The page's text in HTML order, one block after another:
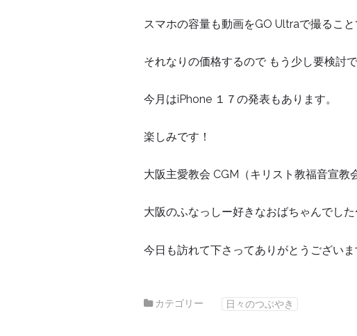
スマホの容量も動画をGO Ultraで撮ること
それなりの価格するので もう少し要検討で
今月はiPhone １７の発表もあります。
楽しみです！
大阪主愛教会 CGM（キリスト教福音宣教
大阪のふなっしー好きなおばちゃんでした
今日も訪れて下さってありがとうございま
カテゴリー 日々のつぶやき